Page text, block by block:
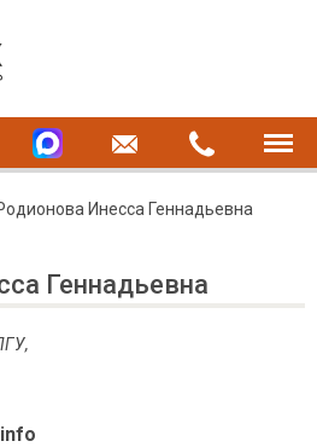
Инесса Геннадьевна
Геннадьевна